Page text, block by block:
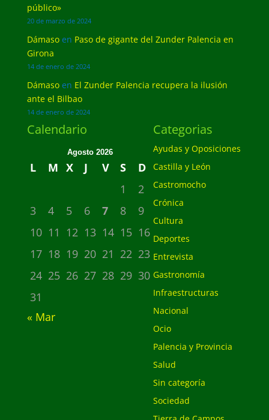
público»
20 de marzo de 2024
Dámasoen Paso de gigante del Zunder Palencia en
Girona
14 de enero de 2024
Dámasoen El Zunder Palencia recupera la ilusión
ante el Bilbao
14 de enero de 2024
Calendario
Agosto 2026
L M X J V S
D
1
2
3
4 5 6 7 8
9
10 11 12 13 14 15 16
17 18 19 20 21 22 23
24 25 26 27 28 29 30
31
« Mar
Categorias
Ayudas y Oposiciones
Castilla y León
Castromocho
Crónica
Cultura
Deportes
Entrevista
Gastronomía
Infraestructuras
Nacional
Ocio
Palencia y Provincia
Salud
Sin categoría
Sociedad